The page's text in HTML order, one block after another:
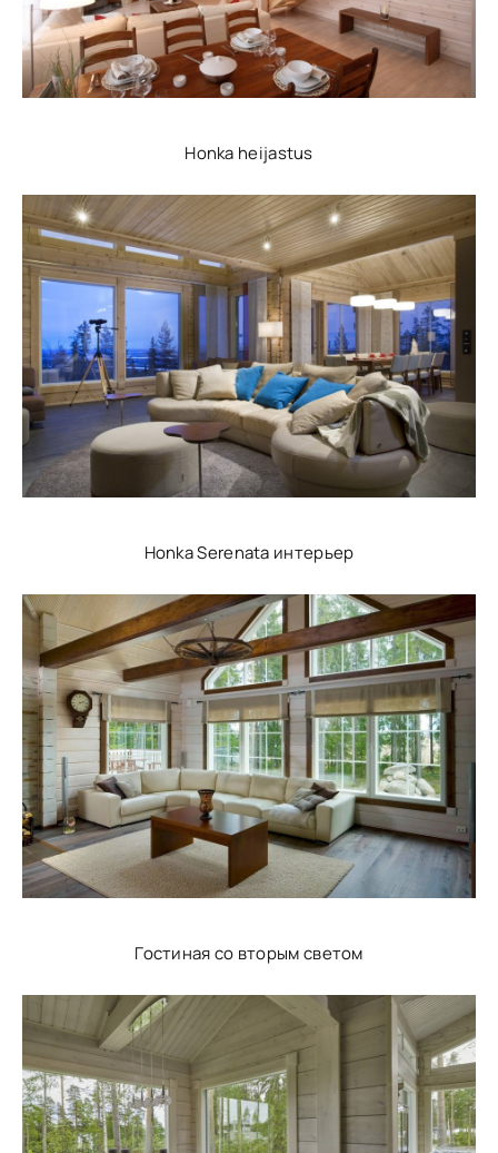
Honka heijastus
Honka Serenata интерьер
Гостиная со вторым светом